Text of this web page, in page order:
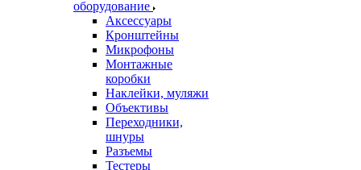
оборудование
Аксессуары
Кронштейны
Микрофоны
Монтажные
коробки
Наклейки, муляжи
Объективы
Переходники,
шнуры
Разъемы
Тестеры